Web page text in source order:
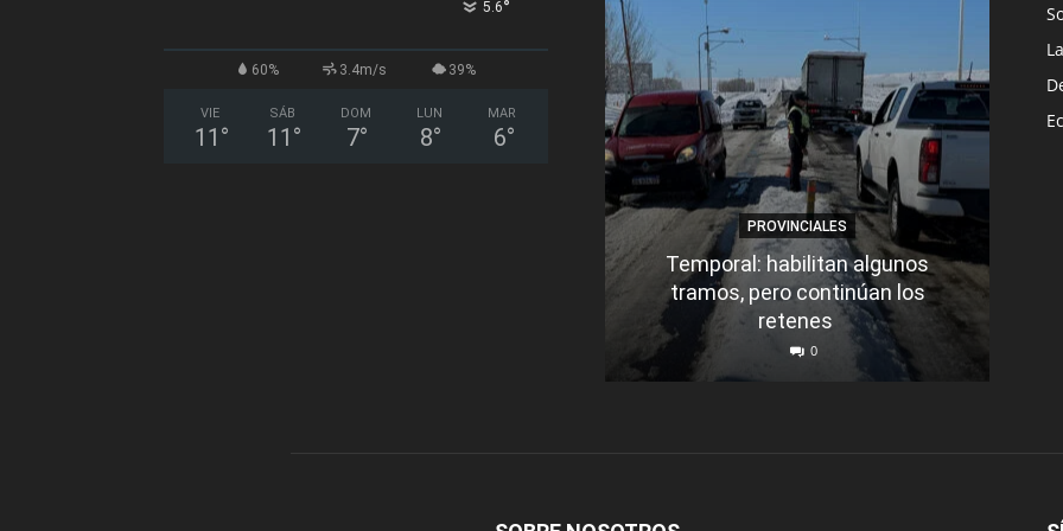
5.6°
60% 3.4m/s 39%
VIE
11 °
SÁB
11 °
DOM
7°
LUN
8°
MAR
6°
PROVINCIALES
Temporal: habilitan algunos
tramos, pero continúan los
retenes
0